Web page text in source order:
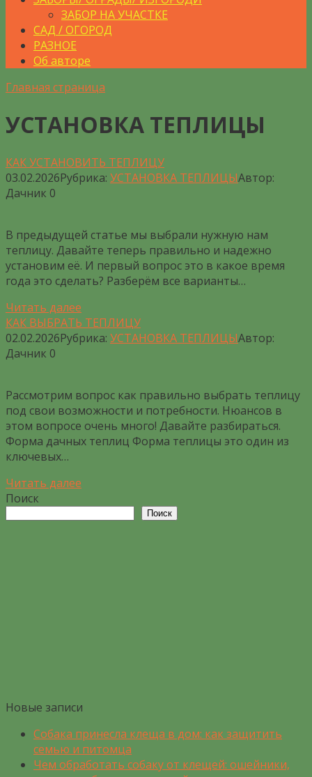
ЗАБОР НА УЧАСТКЕ
САД / ОГОРОД
РАЗНОЕ
Об авторе
Главная страница
УСТАНОВКА ТЕПЛИЦЫ
КАК УСТАНОВИТЬ ТЕПЛИЦУ
03.02.2026Рубрика: УСТАНОВКА ТЕПЛИЦЫАвтор:
Дачник 0
В предыдущей статье мы выбрали нужную нам
теплицу. Давайте теперь правильно и надежно
установим её. И первый вопрос это в какое время
года это сделать? Разберём все варианты…
Читать далее
КАК ВЫБРАТЬ ТЕПЛИЦУ
02.02.2026Рубрика: УСТАНОВКА ТЕПЛИЦЫАвтор:
Дачник 0
Рассмотрим вопрос как правильно выбрать теплицу
под свои возможности и потребности. Нюансов в
этом вопросе очень много! Давайте разбираться.
Форма дачных теплиц Форма теплицы это один из
ключевых…
Читать далее
Поиск
Поиск
Новые записи
Собака принесла клеща в дом: как защитить
семью и питомца
Чем обработать собаку от клещей: ошейники,